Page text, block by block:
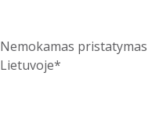
Nemokamas pristatymas
Lietuvoje*